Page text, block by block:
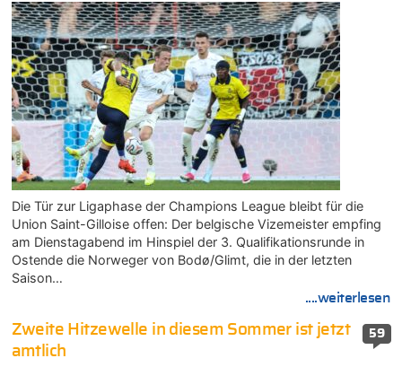
Die Tür zur Ligaphase der Champions League bleibt für die
Union Saint-Gilloise offen: Der belgische Vizemeister empfing
am Dienstagabend im Hinspiel der 3. Qualifikationsrunde in
Ostende die Norweger von Bodø/Glimt, die in der letzten
Saison…
....weiterlesen
59
Zweite Hitzewelle in diesem Sommer ist jetzt
amtlich